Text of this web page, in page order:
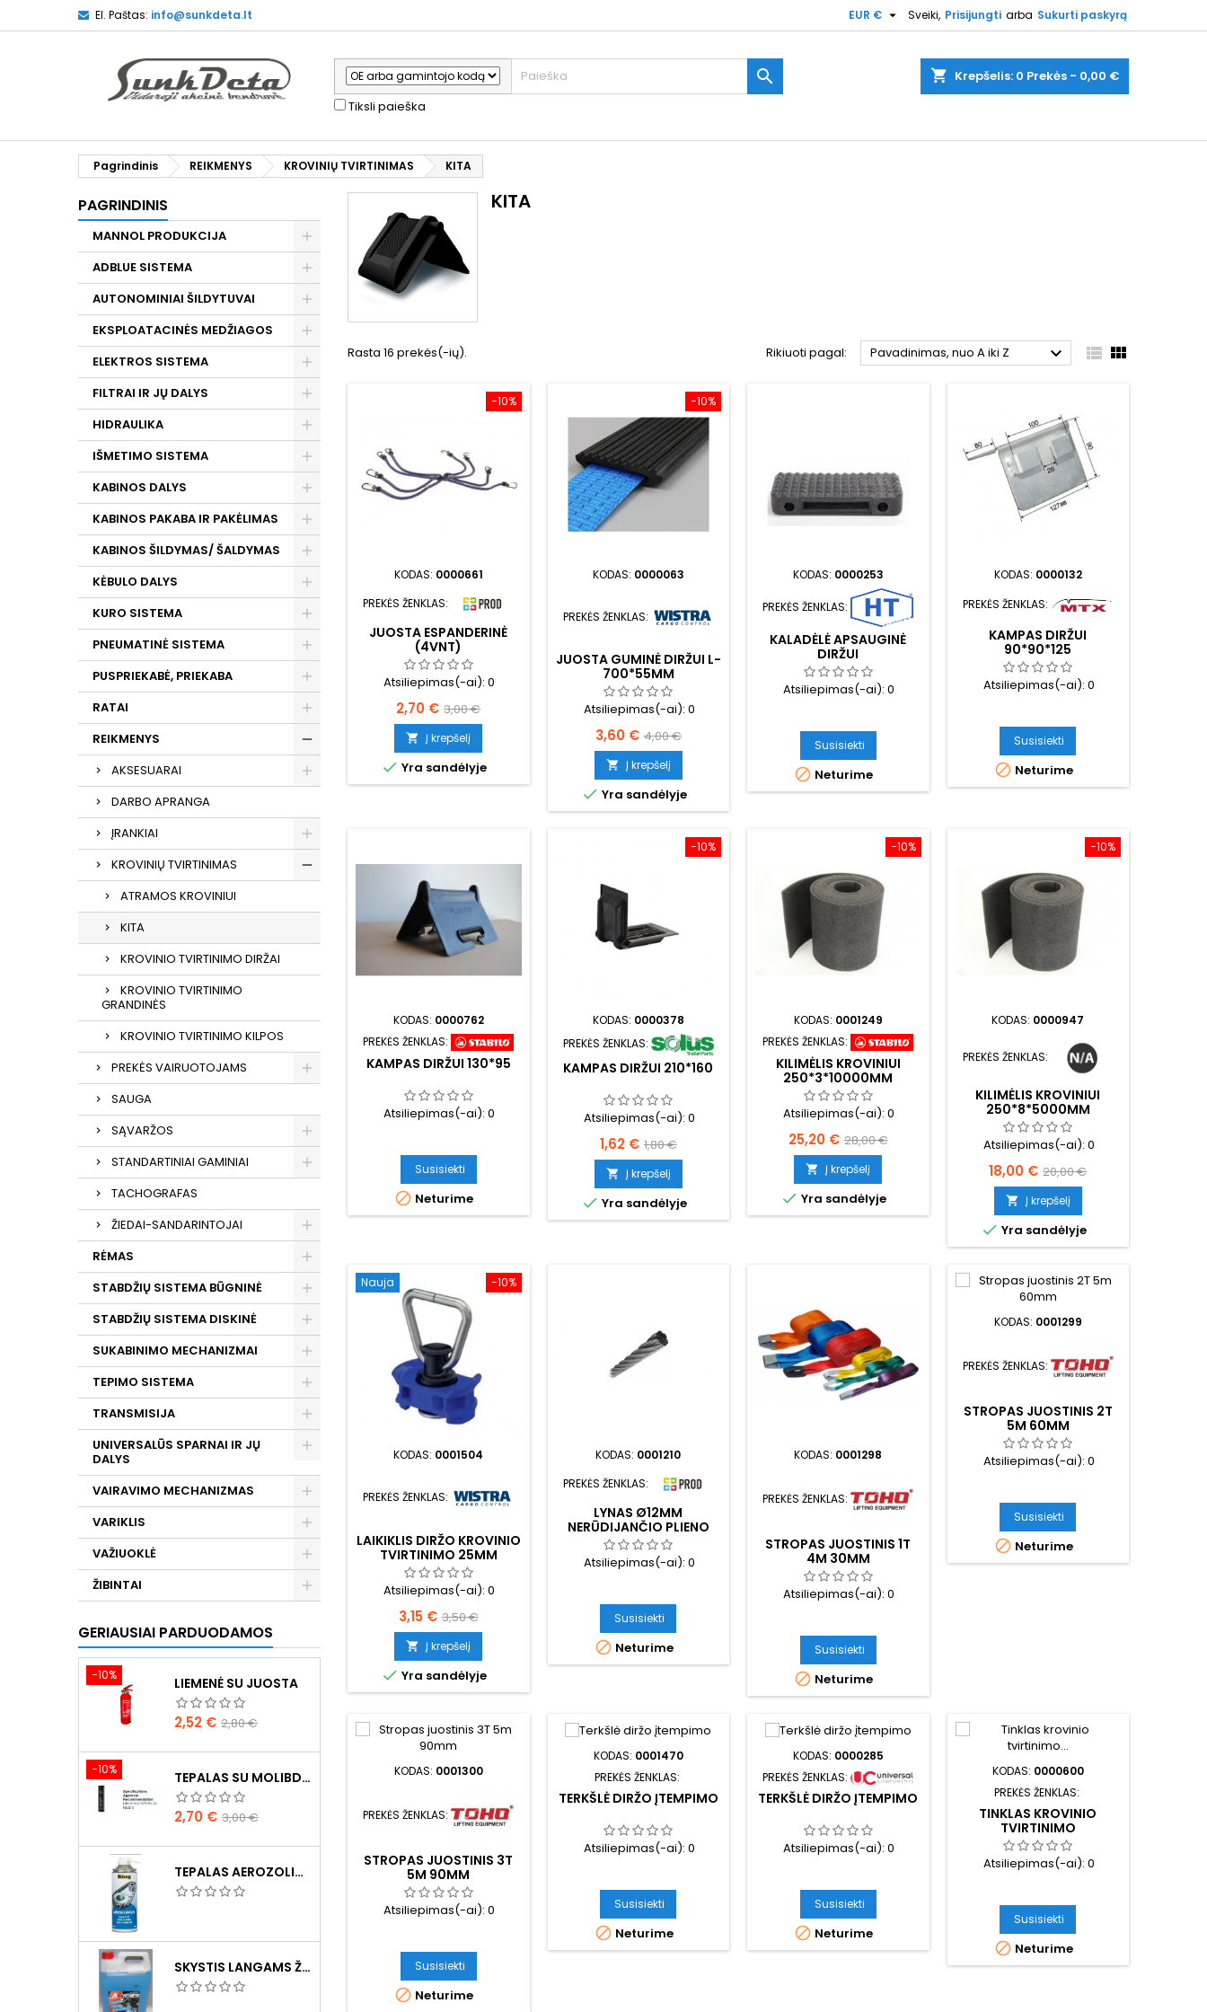
El. Paštas: info@sunkdeta.lt Sveiki, Prisijungti arba Sukurti paskyrą
EUR € 
shopping_cart Krepšelis: 0 Prekės - 0,00 €
Tiksli paieška

Pagrindinis REIKMENYS KROVINIŲ TVIRTINIMAS KITA
PAGRINDINIS
MANNOL PRODUKCIJA
ADBLUE SISTEMA
AUTONOMINIAI ŠILDYTUVAI
EKSPLOATACINĖS MEDŽIAGOS
ELEKTROS SISTEMA
FILTRAI IR JŲ DALYS
HIDRAULIKA
IŠMETIMO SISTEMA
KABINOS DALYS
KABINOS PAKABA IR PAKĖLIMAS
KABINOS ŠILDYMAS/ ŠALDYMAS
KĖBULO DALYS
KURO SISTEMA
PNEUMATINĖ SISTEMA
PUSPRIEKABĖ, PRIEKABA
RATAI
REIKMENYS
AKSESUARAI
DARBO APRANGA
ĮRANKIAI
KROVINIŲ TVIRTINIMAS
ATRAMOS KROVINIUI
KITA
KROVINIO TVIRTINIMO DIRŽAI
KROVINIO TVIRTINIMO
GRANDINĖS
KROVINIO TVIRTINIMO KILPOS
PREKĖS VAIRUOTOJAMS
SAUGA
SĄVARŽOS
STANDARTINIAI GAMINIAI
TACHOGRAFAS
ŽIEDAI-SANDARINTOJAI
RĖMAS
STABDŽIŲ SISTEMA BŪGNINĖ
STABDŽIŲ SISTEMA DISKINĖ
SUKABINIMO MECHANIZMAI
TEPIMO SISTEMA
TRANSMISIJA
UNIVERSALŪS SPARNAI IR JŲ
DALYS
VAIRAVIMO MECHANIZMAS
VARIKLIS
VAŽIUOKLĖ
ŽIBINTAI
GERIAUSIAI PARDUODAMOS
−10% LIEMENĖ SU JUOSTA
Kaina
2,52 € Bazinė
2,80 €
−10% TEPALAS SU MOLIBDENU 400G MANNOL EP-2 MULTI-MOS2 ESTER
Kaina
2,70 € Bazinė
3,00 €
TEPALAS AEROZOLINIS SU LIČIU
SKYSTIS LANGAMS ŽIEMINIS 5L -20°C
KITA
Rasta 16 prekės(-ių). Rikiuoti pagal: Pavadinimas, nuo A iki Z   
−10%
KODAS: 0000661
PREKĖS ŽENKLAS:
JUOSTA ESPANDERINĖ
(4VNT)
Atsiliepimas(-ai):0
Kaina
2,70 € Bazinė
kaina
3,00 €
 Į krepšelį
 Yra sandėlyje
−10%
KODAS: 0000063
PREKĖS ŽENKLAS:
JUOSTA GUMINĖ DIRŽUI L-
700*55MM
Atsiliepimas(-ai): 0
Kaina
3,60 € Bazinė
kaina
4,00 €
 Į krepšelį
 Yra sandėlyje
KODAS: 0000253
PREKĖS ŽENKLAS:
KALADĖLĖ APSAUGINĖ
DIRŽUI
Atsiliepimas(-ai):0
Susisiekti
 Neturime
KODAS: 0000132
PREKĖS ŽENKLAS:
KAMPAS DIRŽUI
90*90*125
Atsiliepimas(-ai): 0
Susisiekti
 Neturime
KODAS: 0000762
PREKĖS ŽENKLAS:
KAMPAS DIRŽUI 130*95
Atsiliepimas(-ai):0
Susisiekti
 Neturime
−10%
KODAS: 0000378
PREKĖS ŽENKLAS:
KAMPAS DIRŽUI 210*160
Atsiliepimas(-ai): 0
Kaina
1,62 € Bazinė
kaina
1,80 €
 Į krepšelį
 Yra sandėlyje
−10%
KODAS: 0001249
PREKĖS ŽENKLAS:
KILIMĖLIS KROVINIUI
250*3*10000MM
Atsiliepimas(-ai):0
Kaina
25,20 € Bazinė
kaina
28,00 €
 Į krepšelį
 Yra sandėlyje
−10%
KODAS: 0000947
PREKĖS ŽENKLAS:
KILIMĖLIS KROVINIUI
250*8*5000MM
Atsiliepimas(-ai): 0
Kaina
18,00 € Bazinė
kaina
20,00 €
 Į krepšelį
 Yra sandėlyje
−10%
Nauja
KODAS: 0001504
PREKĖS ŽENKLAS:
LAIKIKLIS DIRŽO KROVINIO
TVIRTINIMO 25MM
Atsiliepimas(-ai):0
Kaina
3,15 € Bazinė
kaina
3,50 €
 Į krepšelį
 Yra sandėlyje
KODAS: 0001210
PREKĖS ŽENKLAS:
LYNAS Ø12MM
NERŪDIJANČIO PLIENO
Atsiliepimas(-ai): 0
Susisiekti
 Neturime
KODAS: 0001298
PREKĖS ŽENKLAS:
STROPAS JUOSTINIS 1T
4M 30MM
Atsiliepimas(-ai):0
Susisiekti
 Neturime
KODAS: 0001299
PREKĖS ŽENKLAS:
STROPAS JUOSTINIS 2T
5M 60MM
Atsiliepimas(-ai): 0
Susisiekti
 Neturime
KODAS: 0001300
PREKĖS ŽENKLAS:
STROPAS JUOSTINIS 3T
5M 90MM
Atsiliepimas(-ai):0
Susisiekti
 Neturime
KODAS: 0001470
PREKĖS ŽENKLAS:
TERKŠLĖ DIRŽO ĮTEMPIMO
Atsiliepimas(-ai): 0
Susisiekti
 Neturime
KODAS: 0000285
PREKĖS ŽENKLAS:
TERKŠLĖ DIRŽO ĮTEMPIMO
Atsiliepimas(-ai):0
Susisiekti
 Neturime
KODAS: 0000600
PREKĖS ŽENKLAS:
TINKLAS KROVINIO
TVIRTINIMO
1800*1200MM
Atsiliepimas(-ai): 0
Susisiekti
 Neturime